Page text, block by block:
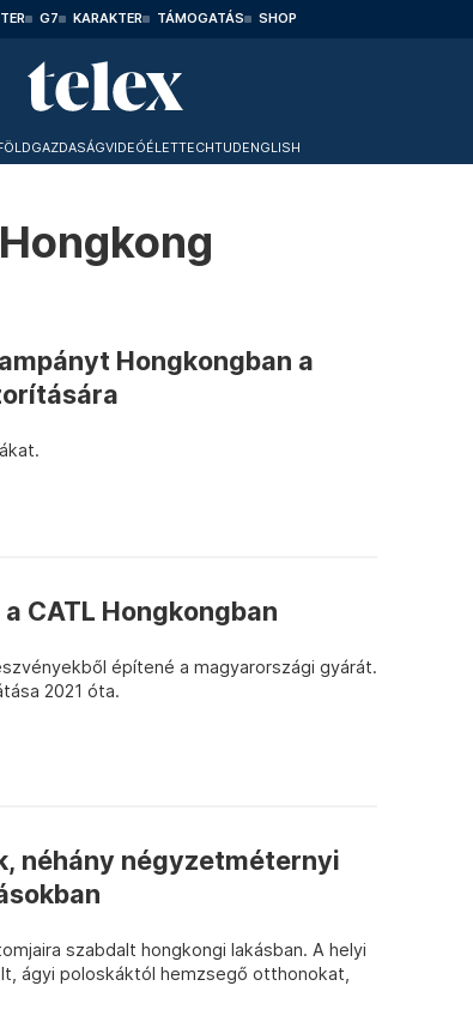
G7 KARAKTER TÁMOGATÁS SHOP
GAZDASÁGVIDEÓÉLETTECHTUDENGLISH
Hongkong
Hongkongban a
CATL Hongkongban
építené a magyarországi gyárát.
2021 óta.
néhány négyzetméternyi
szabdalt hongkongi lakásban. A helyi
ágyi poloskáktól hemzsegő otthonokat,